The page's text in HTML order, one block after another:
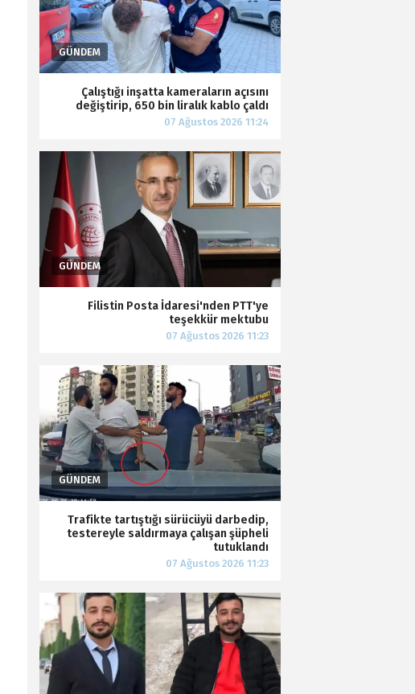
Çalıştığı inşatta kameraların açısını
değiştirip, 650 bin liralık kablo çaldı
Filistin Posta İdaresi'nden PTT'ye
teşekkür mektubu
Trafikte tartıştığı sürücüyü darbedip,
testereyle saldırmaya çalışan şüpheli
tutuklandı